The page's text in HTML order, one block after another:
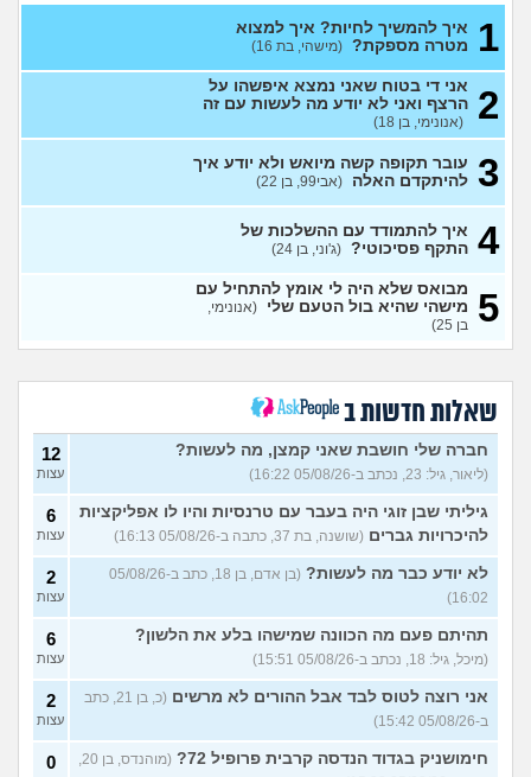
אני כבר לא נער. והזמן טס
למה אני לא מקבל את זה שאני
כבר לא ילד יותר? (היו זמנים
חושב להתאשפז *שוב* מרצון,
או לשכב באמצע הרחוב
(asdasd, בן 30)
מה לדעתכם אני צריך לעשות?
אני באמת שונא לקום כל יום
לעבוד
(אזרח, בן 20)
נקלעתי לעימות פיזי
(דורון,
נזכר במעשים מביכים מתקופה
רעה (אף_אחד, בן 29)
(אנונימי, בן 25)
הרס עצמי בזוגיות
בת 23)
עצות
עדיין מוצצת אצבע כהרגעה,
מה ניתן לעשות?
(נרקיס, בת
30)
7
עצות
מסדר את ארון הילדות בבית
ההורים ומוצף בזכרונות. איך
להתמודד?
5
עצות
איך מפסיקים לפחד מזה שהזמן
עובר?
(אליזבת, בת 24)
9
עצות
עם מי אנשים מתייעצים כל
5
עצות
ורוצה לחזור לזה! (זלדוס, בן 22) עצות
1
איך להמשיך לחיות? איך למצוא
מטרה מספקת? (מישהי, בת 16)
2
אני די בטוח שאני נמצא איפשהו על
הרצף ואני לא יודע מה לעשות עם זה
(אנונימי, בן 18)
3 עובר תקופה קשה מיואש ולא יודע איך
להיתקדם האלה (אבי99, בן 22)
4 איך להתמודד עם ההשלכות של
התקף פסיכוטי? (ג'וני, בן 24)
5
מבואס שלא היה לי אומץ להתחיל עם
מישהי שהיא בול הטעם שלי (אנונימי,
בן 25)
שאלות חדשות ב
חברה שלי חושבת שאני קמצן, מה לעשות?
(ליאור, גיל: 23, נכתב ב-05/08/26 16:22)
12
עצות
גיליתי שבן זוגי היה בעבר עם טרנסיות והיו לו אפליקציות
להיכרויות גברים (שושנה, בת 37, כתבה ב-05/08/26 16:13)
6
עצות
לא יודע כבר מה לעשות?
(בן אדם, בן 18, כתב ב-05/08/26
16:02)
2
עצות
תהיתם פעם מה הכוונה שמישהו בלע את הלשון?
(מיכל, גיל: 18, נכתב ב-05/08/26 15:51)
6
עצות
אני רוצה לטוס לבד אבל ההורים לא מרשים
(כ, בן 21, כתב
ב-05/08/26 15:42)
2
עצות
חימושניק בגדוד הנדסה קרבית פרופיל 72?
(מוהנדס, בן 20,
0